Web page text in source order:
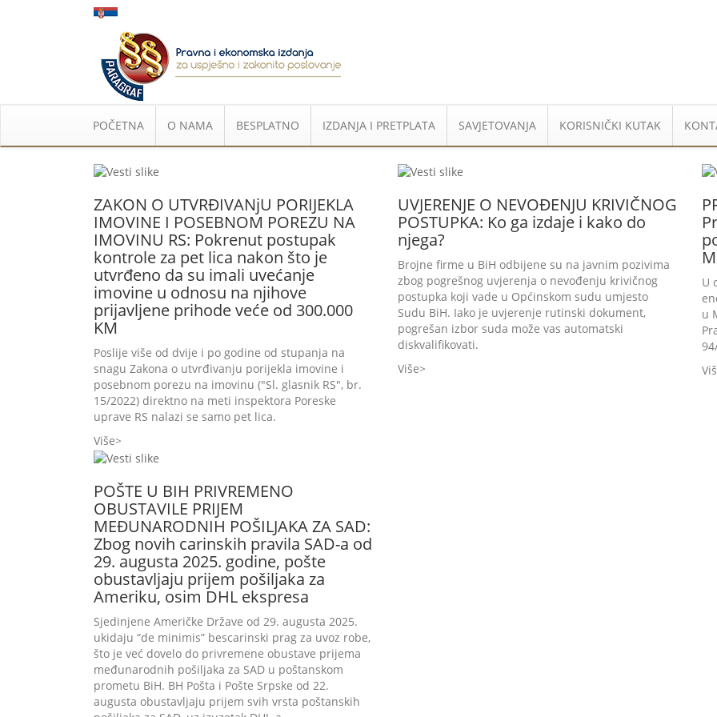
POČETNA O NAMA BESPLATNO IZDANJA I PRETPLATA SAVJETOVANJA KORISNIČKI KUTAK
ZAKON O UTVRĐIVANjU PORIJEKLA
IMOVINE I POSEBNOM POREZU NA
IMOVINU RS: Pokrenut postupak
kontrole za pet lica nakon što je
utvrđeno da su imali uvećanje
imovine u odnosu na njihove
prijavljene prihode veće od 300.000
KM
Poslije više od dvije i po godine od stupanja na
snagu Zakona o utvrđivanju porijekla imovine i
posebnom porezu na imovinu ("Sl. glasnik RS", br.
15/2022) direktno na meti inspektora Poreske
uprave RS nalazi se samo pet lica.
Više
UVJERENJE O NEVOĐENJU KRIVIČNOG
POSTUPKA: Ko ga izdaje i kako do
njega?
Brojne firme u BiH odbijene su na javnim pozivima
zbog pogrešnog uvjerenja o nevođenju krivičnog
postupka koji vade u Općinskom sudu umjesto
Sudu BiH. Iako je uvjerenje rutinski dokument,
pogrešan izbor suda može vas automatski
diskvalifikovati.
Više
U
u
POŠTE U BIH PRIVREMENO
OBUSTAVILE PRIJEM
MEĐUNARODNIH POŠILJAKA ZA SAD:
Zbog novih carinskih pravila SAD-a od
29. augusta 2025. godine, pošte
obustavljaju prijem pošiljaka za
Ameriku, osim DHL ekspresa
Sjedinjene Američke Države od 29. augusta 2025.
ukidaju “de minimis” bescarinski prag za uvoz robe,
što je već dovelo do privremene obustave prijema
međunarodnih pošiljaka za SAD u poštanskom
prometu BiH. BH Pošta i Pošte Srpske od 22.
augusta obustavljaju prijem svih vrsta poštanskih